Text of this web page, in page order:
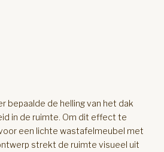
bepaalde de helling van het dak
in de ruimte. Om dit effect te
een lichte wastafelmeubel met
strekt de ruimte visueel uit